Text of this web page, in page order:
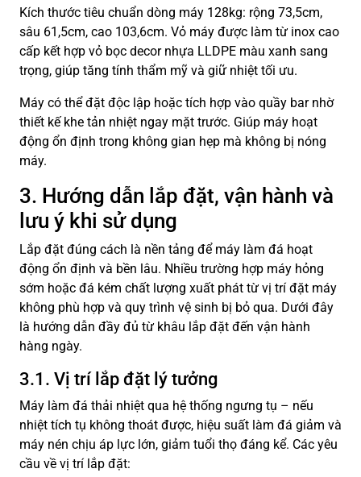
Kích thước tiêu chuẩn dòng máy 128kg: rộng 73,5cm,
sâu 61,5cm, cao 103,6cm. Vỏ máy được làm từ inox cao
cấp kết hợp vỏ bọc decor nhựa LLDPE màu xanh sang
trọng, giúp tăng tính thẩm mỹ và giữ nhiệt tối ưu.
Máy có thể đặt độc lập hoặc tích hợp vào quầy bar nhờ
thiết kế khe tản nhiệt ngay mặt trước. Giúp máy hoạt
động ổn định trong không gian hẹp mà không bị nóng
máy.
3. Hướng dẫn lắp đặt, vận hành và
lưu ý khi sử dụng
Lắp đặt đúng cách là nền tảng để máy làm đá hoạt
động ổn định và bền lâu. Nhiều trường hợp máy hỏng
sớm hoặc đá kém chất lượng xuất phát từ vị trí đặt máy
không phù hợp và quy trình vệ sinh bị bỏ qua. Dưới đây
là hướng dẫn đầy đủ từ khâu lắp đặt đến vận hành
hàng ngày.
3.1. Vị trí lắp đặt lý tưởng
Máy làm đá thải nhiệt qua hệ thống ngưng tụ – nếu
nhiệt tích tụ không thoát được, hiệu suất làm đá giảm và
máy nén chịu áp lực lớn, giảm tuổi thọ đáng kể. Các yêu
cầu về vị trí lắp đặt: